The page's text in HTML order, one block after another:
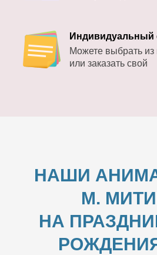
Индивидуальный
Можете выбрать из
или заказать свой
НАШИ
М.
НА